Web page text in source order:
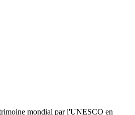
mondial par l'UNESCO en